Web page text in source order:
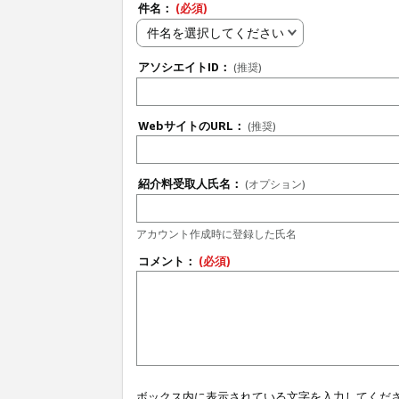
件名： (必須)
件名を選択してください
アソシエイトID： (推奨)
WebサイトのURL： (推奨)
紹介料受取人氏名： (オプション)
アカウント作成時に登録した氏名
コメント： (必須)